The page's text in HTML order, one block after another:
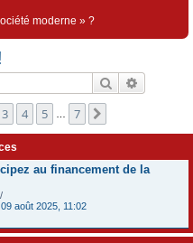
moderne » ?
Rechercher
7
3 4 5 7
au financement de la
09 août 2025, 11:02